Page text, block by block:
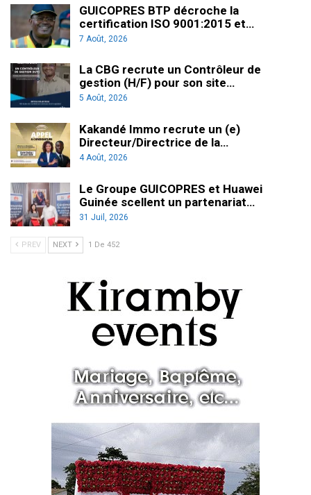
GUICOPRES BTP décroche la
certification ISO 9001:2015 et…
7 Août, 2026
La CBG recrute un Contrôleur de
gestion (H/F) pour son site…
5 Août, 2026
Kakandé Immo recrute un (e)
Directeur/Directrice de la…
4 Août, 2026
Le Groupe GUICOPRES et Huawei
Guinée scellent un partenariat…
31 Juil, 2026
PREV NEXT 1 De 452